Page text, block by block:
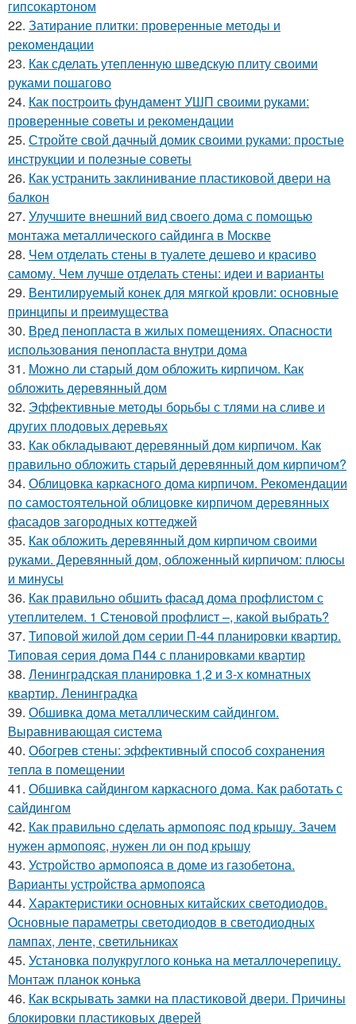
гипсокартоном
22. Затирание плитки: проверенные методы и
рекомендации
23. Как сделать утепленную шведскую плиту своими
руками пошагово
24. Как построить фундамент УШП своими руками:
проверенные советы и рекомендации
25. Стройте свой дачный домик своими руками: простые
инструкции и полезные советы
26. Как устранить заклинивание пластиковой двери на
балкон
27. Улучшите внешний вид своего дома с помощью
монтажа металлического сайдинга в Москве
28. Чем отделать стены в туалете дешево и красиво
самому. Чем лучше отделать стены: идеи и варианты
29. Вентилируемый конек для мягкой кровли: основные
принципы и преимущества
30. Вред пенопласта в жилых помещениях. Опасности
использования пенопласта внутри дома
31. Можно ли старый дом обложить кирпичом. Как
обложить деревянный дом
32. Эффективные методы борьбы с тлями на сливе и
других плодовых деревьях
33. Как обкладывают деревянный дом кирпичом. Как
правильно обложить старый деревянный дом кирпичом?
34. Облицовка каркасного дома кирпичом. Рекомендации
по самостоятельной облицовке кирпичом деревянных
фасадов загородных коттеджей
35. Как обложить деревянный дом кирпичом своими
руками. Деревянный дом, обложенный кирпичом: плюсы
и минусы
36. Как правильно обшить фасад дома профлистом с
утеплителем. 1 Стеновой профлист –, какой выбрать?
37. Типовой жилой дом серии П-44 планировки квартир.
Типовая серия дома П44 с планировками квартир
38. Ленинградская планировка 1,2 и 3-х комнатных
квартир. Ленинградка
39. Обшивка дома металлическим сайдингом.
Выравнивающая система
40. Обогрев стены: эффективный способ сохранения
тепла в помещении
41. Обшивка сайдингом каркасного дома. Как работать с
сайдингом
42. Как правильно сделать армопояс под крышу. Зачем
нужен армопояс, нужен ли он под крышу
43. Устройство армопояса в доме из газобетона.
Варианты устройства армопояса
44. Характеристики основных китайских светодиодов.
Основные параметры светодиодов в светодиодных
лампах, ленте, светильниках
45. Установка полукруглого конька на металлочерепицу.
Монтаж планок конька
46. Как вскрывать замки на пластиковой двери. Причины
блокировки пластиковых дверей